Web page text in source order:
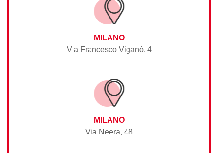
MILANO
Via Francesco Viganò, 4
MILANO
Via Neera, 48